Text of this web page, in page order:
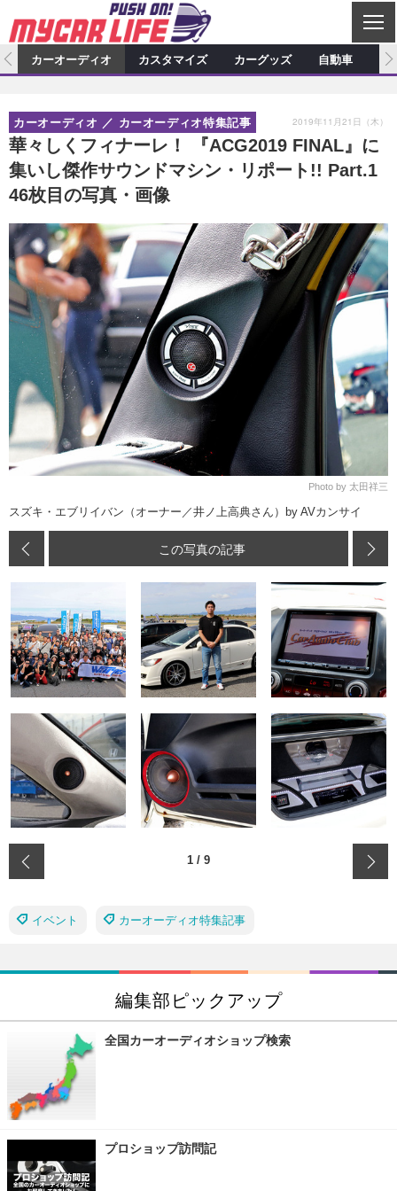
C
L
S
E
カーオーディオ
プロショップ検索 ショップ訪問記
カーオーディオニュース デモカー製作記
その他
カスタマイズ特集記事 カスタマイズ新製品情報
カスタマイズニュース
カーグッズ
カーグッズ特集記事 カーグッズ新製品情報
カーグッズニュース
自動車
スクープ
カーオーディオ カスタマイズ カーグッズ 自動車
華々しくフィナーレ！ 『ACG2019 FINAL』に
集いし傑作サウンドマシン・リポート!! Part.1
46枚目の写真・画像
カーオーディオ カーオーディオ特集記事 2019年11月21日（木）
Photo by 太田祥三
スズキ・エブリイバン（オーナー／井ノ上高典さん）by AVカンサイ
この写真の記事
1 / 9
イベント カーオーディオ特集記事
編集部ピックアップ
全国カーオーディオショップ検索
プロショップ訪問記